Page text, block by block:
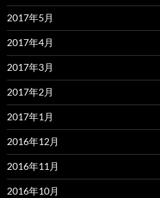
2017年5月
2017年4月
2017年3月
2017年2月
2017年1月
2016年12月
2016年11月
2016年10月